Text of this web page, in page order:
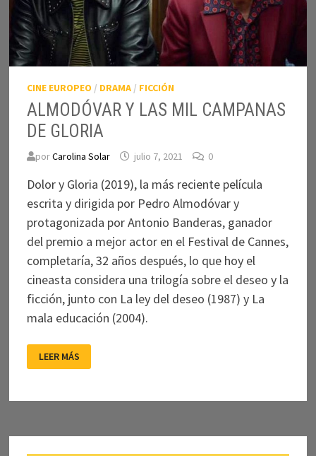
CINE EUROPEO / DRAMA/ FICCIÓN
ALMODÓVAR Y LAS MIL CAMPANAS
DE GLORIA
porCarolina Solar julio 7, 2021 0
Dolor y Gloria (2019), la más reciente película
escrita y dirigida por Pedro Almodóvar y
protagonizada por Antonio Banderas, ganador
del premio a mejor actor en el Festival de Cannes,
completaría, 32 años después, lo que hoy el
cineasta considera una trilogía sobre el deseo y la
ficción, junto con La ley del deseo (1987) y La
mala educación (2004).
ALMODÓVAR
Y
LAS
DE
LEER MÁS